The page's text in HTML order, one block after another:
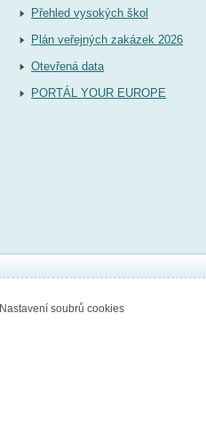
Přehled vysokých škol
Plán veřejných zakázek 2026
Otevřená data
PORTÁL YOUR EUROPE
Nastavení soubrů cookies